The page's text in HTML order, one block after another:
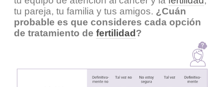
tu pareja, tu familia y tus amigos. ¿Cuán
probable es que consideres cada opción
de tratamiento de fertilidad ?